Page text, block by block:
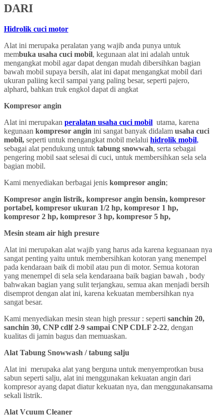
DARI
Hidrolik cuci motor
Alat ini merupaka peralatan yang wajib anda punya untuk
membuka usaha cuci mobil, kegunaan alat ini adalah untuk
mengangkat mobil agar dapat dengan mudah dibersihkan bagian
bawah mobil supaya bersih, alat ini dapat mengangkat mobil dari
ukuran paliing kecil sampai yang paling besar, seperti pajero,
alphard, bahkan truk engkol dapat di angkat
Kompresor angin
Alat ini merupakan peralatan usaha cuci mobil utama, karena
kegunaan kompresor angin ini sangat banyak didalam usaha cuci
mobil, seperti untuk mengangkat mobil melalui hidrolik mobil,
sebagai alat pendukung untuk tabung snowwah, serta sebagai
pengering mobil saat selesai di cuci, untuk membersihkan sela sela
bagian mobil.
Kami menyediakan berbagai jenis kompresor angin;
Kompresor angin listrik, kompresor angin bensin, kompresor
portabel, kompresor ukuran 1/2 hp, kompresor 1 hp,
kompresor 2 hp, kompresor 3 hp, kompresor 5 hp,
Mesin steam air high presure
Alat ini merupakan alat wajib yang harus ada karena keguanaan nya
sangat penting yaitu untuk membersihkan kotoran yang menempel
pada kendaraan baik di mobil atau pun di motor. Semua kotoran
yang menempel di sela sela kendaraana baik bagian bawah , body
bahwakan bagian yang sulit terjangkau, semua akan menjadi bersih
disemprot dengan alat ini, karena kekuatan membersihkan nya
sangat besar.
Kami menyediakan mesin stean high pressur : seperti sanchin 20,
sanchin 30, CNP cdlf 2-9 sampai CNP CDLF 2-22, dengan
kualitas di jamin bagus dan memuaskan.
Alat Tabung Snowwash / tabung salju
Alat ini merupaka alat yang berguna untuk menyemprotkan busa
sabun seperti salju, alat ini menggunakan kekuatan angin dari
kompresor ayang dapat diatur kekuatan nya, dan menggunakansama
sekali listrik.
Alat Vcuum Cleaner